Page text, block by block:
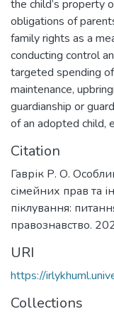
the child’s property
obligations of
family rights as a
conducting control
targeted spending
maintenance,
guardianship or
of an adopted child,
Citation
Гаврік Р. О.
сімейних прав та
піклування:
правознавство.
URI
https://
Collections